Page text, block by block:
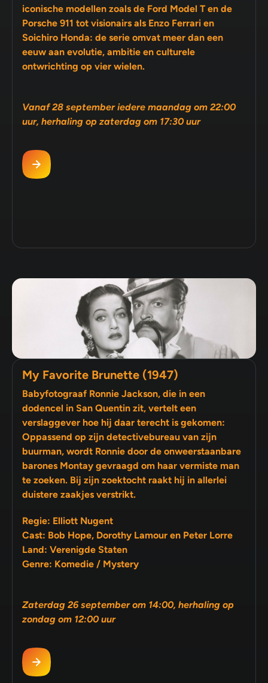
iconische modellen zoals de Ford Model T en de
Porsche 911 tot visionairs als Enzo Ferrari en
Soichiro Honda: de serie omvat meer dan een
eeuw aan evolutie, ambitie en culturele
ontwrichting op vier wielen.
Vanaf 28 september iedere maandag om 22:00
uur, herhaling op zaterdag om 17:30 uur
My Favorite Brunette (1947)
Babyfotograaf Ronnie Jackson, die in een
dodencel in San Quentin zit, vertelt een
verslaggever hoe hij daar terecht is gekomen:
Oppassend op zijn detectivebureau van zijn
buurman, wordt Ronnie door de onweerstaanbare
barones Montay gevraagd om haar vermiste man
te zoeken. Bij zijn zoektocht raakt hij in allerlei
duistere zaakjes verstrikt.
Regie: Elliott Nugent
Cast: Bob Hope, Dorothy Lamour en Peter Lorre
Land: Verenigde Staten
Genre: Komedie / Mystery
Zaterdag 26 september om 14:00, herhaling op
zondag om 12:00 uur